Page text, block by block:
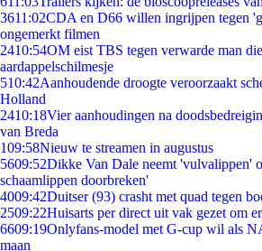
3611:02CDA en D66 willen ingrijpen tegen
ongemerkt filmen
2410:54OM eist TBS tegen verwarde man
aardappelschilmesje
510:42Aanhoudende droogte veroorzaakt
Holland
2410:18Vier aanhoudingen na
van Breda
109:58Nieuw te streamen in augustus
5609:52Dikke Van Dale neemt 'vulvalippen'
schaamlippen doorbreken'
4009:42Duitser (93) crasht met quad tegen
2509:22Huisarts per direct uit vak gezet om
6609:19Onlyfans-model met G-cup wil als
maan